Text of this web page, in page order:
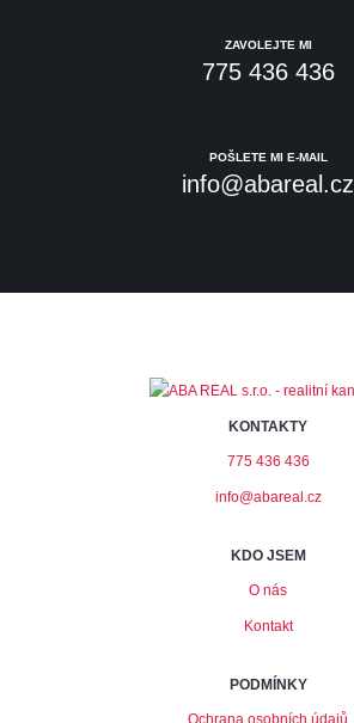
ZAVOLEJTE MI
775 436 436
POŠLETE MI E-MAIL
info@abareal.cz
KONTAKTY
775 436 436
info@abareal.cz
KDO JSEM
O nás
Kontakt
PODMÍNKY
Ochrana osobních údajů